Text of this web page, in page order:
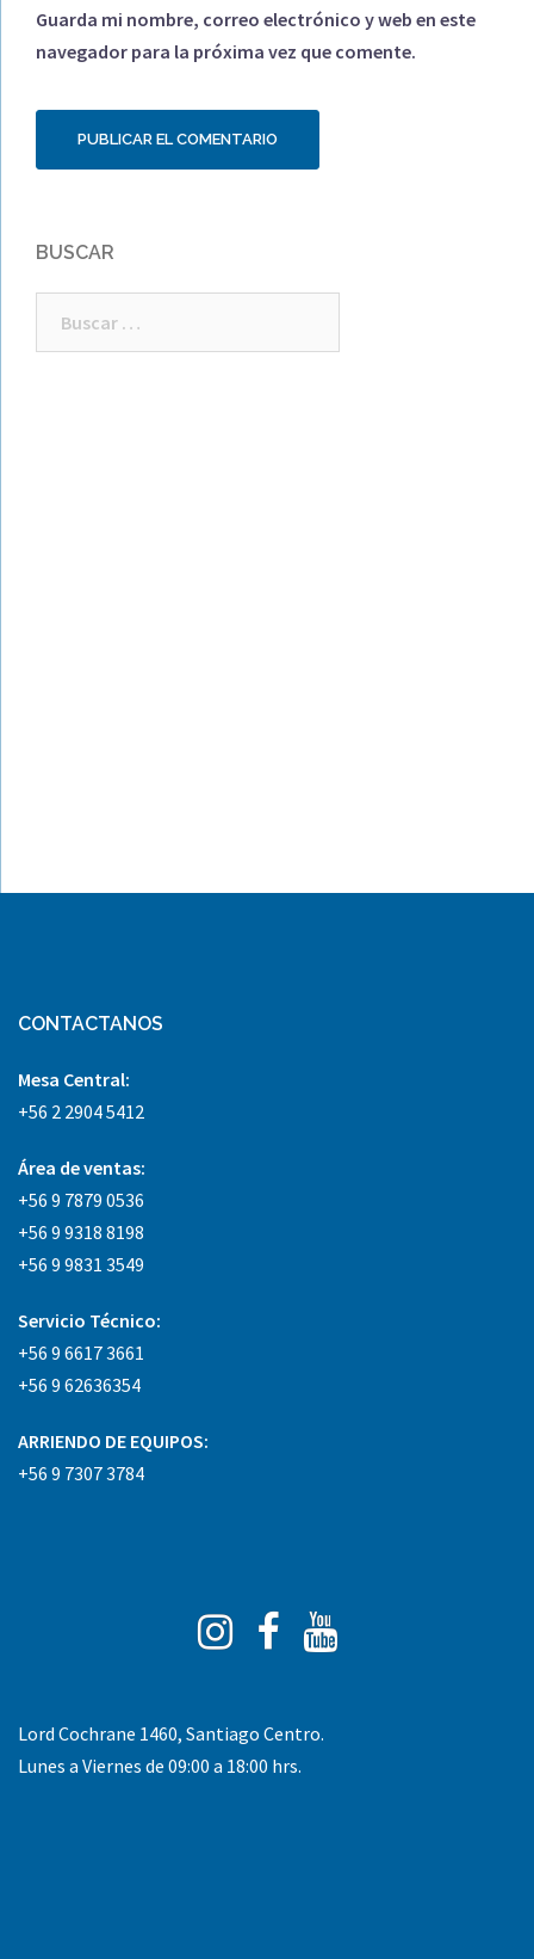
Guarda mi nombre, correo electrónico y web en este
navegador para la próxima vez que comente.
BUSCAR
CONTACTANOS
Mesa Central:
+56 2 2904 5412
Área de ventas:
+56 9 7879 0536
+56 9 9318 8198
+56 9 9831 3549
Servicio Técnico:
+56 9 6617 3661
+56 9 62636354
ARRIENDO DE EQUIPOS:
+56 9 7307 3784
Instagram
Facebook
Tube
Lord Cochrane 1460, Santiago Centro.
Lunes a Viernes de 09:00 a 18:00 hrs.